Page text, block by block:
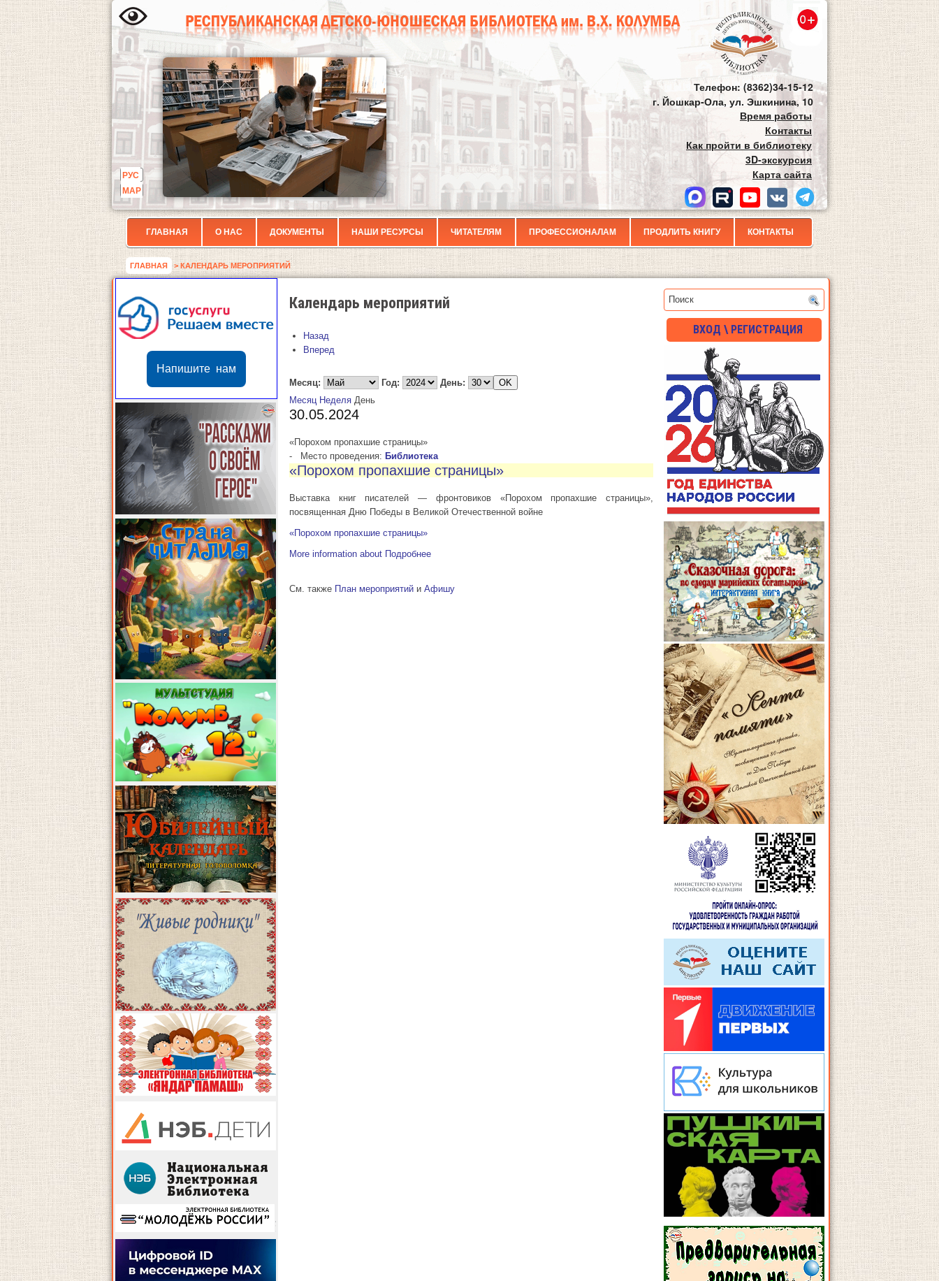
РУС
МАР
Телефон: (8362)34-15-12
г. Йошкар-Ола, ул. Эшкинина, 10
Время работы
Контакты
Как пройти в библиотеку
3D-экскурсия
Карта сайта
ГЛАВНАЯ О НАС ДОКУМЕНТЫ НАШИ РЕСУРСЫ ЧИТАТЕЛЯМ ПРОФЕССИОНАЛАМ ПРОДЛИТЬ КНИГУ КОНТАКТЫ
ГЛАВНАЯ > КАЛЕНДАРЬ МЕРОПРИЯТИЙ
Напишите нам
Календарь мероприятий
Назад
Вперед
Месяц: Год:
День:
Месяц Неделя День
30.05.2024
«Порохом пропахшие страницы»
-
Место проведения: Библиотека
«Порохом пропахшие страницы»
Выставка книг писателей — фронтовиков «Порохом пропахшие страницы»,
посвященная Дню Победы в Великой Отечественной войне
«Порохом пропахшие страницы»
More information about Подробнее
См. также План мероприятий и Афишу
ВХОД \ РЕГИСТРАЦИЯ